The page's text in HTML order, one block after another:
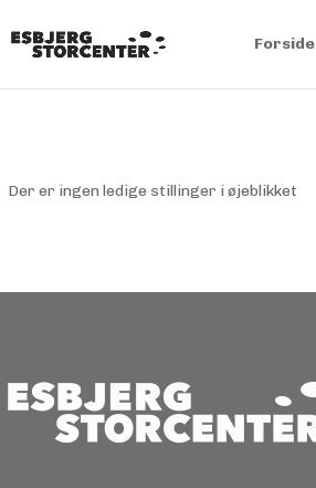
Forside
Der er ingen ledige stillinger i øjeblikket